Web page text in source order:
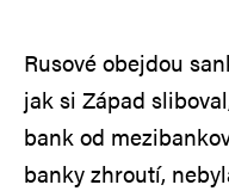
Rusové obejdou
jak si Západ
bank od
banky zhroutí,